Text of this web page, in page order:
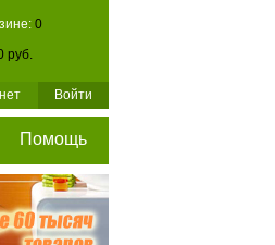
0
руб.
Войти
Помощь